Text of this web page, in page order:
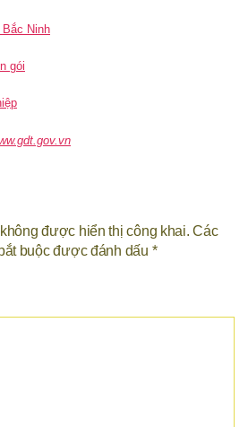
Ninh
gói
được hiển thị công khai. Các
buộc được đánh dấu *